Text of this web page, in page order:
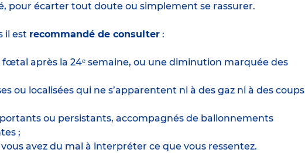
pour écarter tout doute ou simplement se rassurer.
il est recommandé de consulter :
après la 24ᵉ semaine, ou une diminution marquée des
ou localisées qui ne s’apparentent ni à des gaz ni à des coups
ou persistants, accompagnés de ballonnements
;
avez du mal à interpréter ce que vous ressentez.